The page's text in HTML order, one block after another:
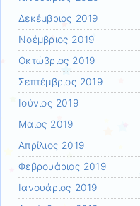
Δεκέμβριος 2019
Νοέμβριος 2019
Οκτώβριος 2019
Σεπτέμβριος 2019
Ιούνιος 2019
Μάιος 2019
Απρίλιος 2019
Φεβρουάριος 2019
Ιανουάριος 2019